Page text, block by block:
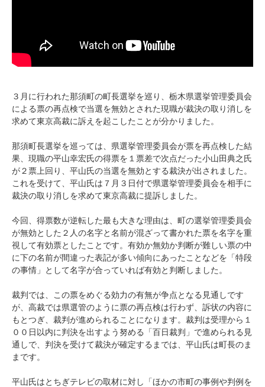
３月に行われた那須町の町長選挙を巡り、栃木県選挙管理委員会
による票の再点検で当選を無効とされた現職が裁決の取り消しを
求めて東京高裁に訴えを起こしたことが分かりました。
那須町長選挙を巡っては、県選挙管理委員会が票を再点検した結
果、現職の平山幸宏氏の得票を１票差で次点だった小山田典之氏
が２票上回り、平山氏の当選を無効とする裁決が出されました。
これを受けて、平山氏は７月３日付で県選挙管理委員会を相手に
裁決の取り消しを求めて東京高裁に提訴しました。
今回、得票数が逆転した最も大きな理由は、町の選挙管理委員会
が無効とした２人の名字と名前が混ざって書かれた票を名字を重
視して有効票としたことです。有効か無効か判断が難しい票の中
に下の名前が間違った表記が多い傾向にあったことなどを「特段
の事情」として名字が合っていれば有効と判断しました。
裁判では、この票をめぐる効力の有無が争点となる見通しです
が、高裁では県選管のように票の再点検は行わず、訴状の内容に
もとつぎ、裁判が進められることになります。裁判は受理から１
００日以内に判決を出すよう努める「百日裁判」で進められる見
通しで、判決を受けて裁決が確定するまでは、平山氏は町長のま
まです。
平山氏はとちぎテレビの取材に対し「ほかの市町の事例や判例を